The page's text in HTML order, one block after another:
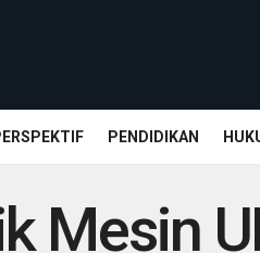
PENDIDIKAN
Mesin